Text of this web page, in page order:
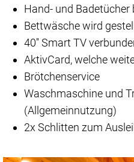
Hand- und
Bettwäsche wird
40'' Smart TV
AktivCard, welche
Brötchenservice
Waschmaschine und
(Allgemeinnutzung)
2x Schlitten zum